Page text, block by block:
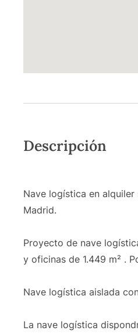
Descripción
Nave logística en
Madrid.
Proyecto de nave
y oficinas de 1.449 m² .
Nave logística aislada
La nave logística